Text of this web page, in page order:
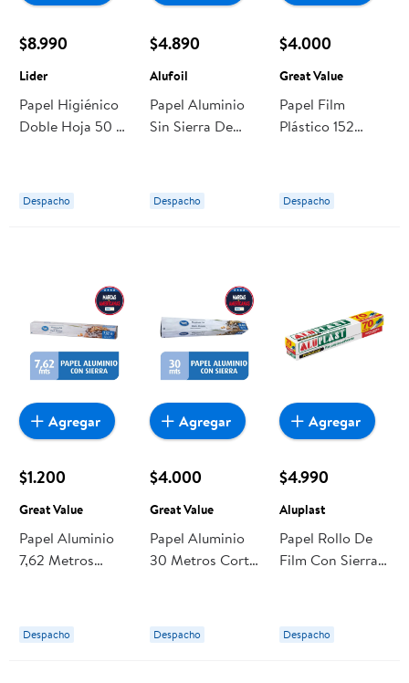
$8.990
Lider
Papel Higiénico
Doble Hoja 50 M
Despacho
$4.890
Alufoil
Papel Aluminio
Sin Sierra De
Despacho
$4.000
Great Value
Papel Film
Plástico 152
Value
Despacho
$1.200
Great Value
Papel Aluminio
7,62 Metros
Despacho
Agregar
$4.000
Great Value
Papel Aluminio
30 Metros Corte
Despacho
Agregar
$4.990
Aluplast
Papel Rollo De
Film Con Sierra
Aluplast
Despacho
Agregar